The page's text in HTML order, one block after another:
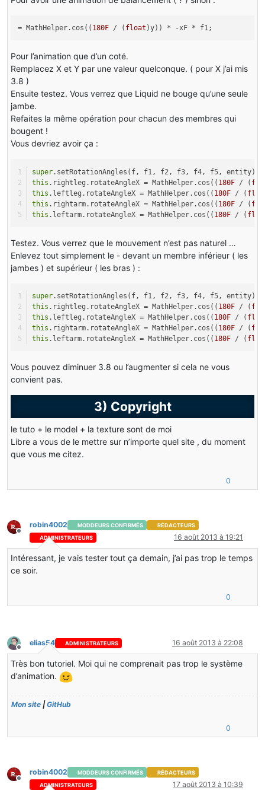
        model.rotateAngleY = y;
    }
public void setRotationAngles float float f1,
super.setRotationAngles(f, f1, f2, f3, f4,
    }
}
= MathHelper.cos(( 180F / ( float )y)) * -xF * f1;
Pour l’animation que d’un coté.
Remplacez X et Y par une valeur quelconque. ( pour X j’ai mis
3.8 )
Ensuite testez. Vous verrez que Liquid ne bouge qu’une seule
jambe.
Refaites la même opération pour chacun des membres qui
bougent !
Vous devriez avoir ça :
super.setRotationAngles(f, f1, f2, f3, f4, f5, entity);
this .rightleg.rotateAngleX = MathHelper.cos(( 180F / (
this .leftleg.rotateAngleX = MathHelper.cos(( 180F / (
this .rightarm.rotateAngleX = MathHelper.cos(( 180F / (
this .leftarm.rotateAngleX = MathHelper.cos(( 180F / (
Testez. Vous verrez que le mouvement n’est pas naturel …
Enlevez tout simplement le - devant un membre inférieur ( les
jambes ) et supérieur ( les bras ) :
super.setRotationAngles(f, f1, f2, f3, f4, f5, entity);
this .rightleg.rotateAngleX = MathHelper.cos(( 180F / (
this .leftleg.rotateAngleX = MathHelper.cos(( 180F / (
this .rightarm.rotateAngleX = MathHelper.cos(( 180F / (
this .leftarm.rotateAngleX = MathHelper.cos(( 180F / (
Vous pouvez diminuer 3.8 ou l’augmenter si cela ne vous
convient pas.
3) Copyright
le tuto + le model + la texture sont de moi
Libre a vous de le mettre sur n’importe quel site , du moment
que vous me citez.
0
Hors-ligne
robin4002 MODDEURS CONFIRMÉS
RÉDACTEURS
ADMINISTRATEURS
16 août 2013 à 19:21
Intéressant, je vais tester tout ça demain, j’ai pas trop le temps
ce soir.
0
Hors-ligne
elias54 ADMINISTRATEURS 16 août 2013 à 22:08
Très bon tutoriel. Moi qui ne comprenait pas trop le système
d’animation.
Mon site |GitHub
0
Hors-ligne
robin4002 MODDEURS CONFIRMÉS
RÉDACTEURS
ADMINISTRATEURS
17 août 2013 à 10:39